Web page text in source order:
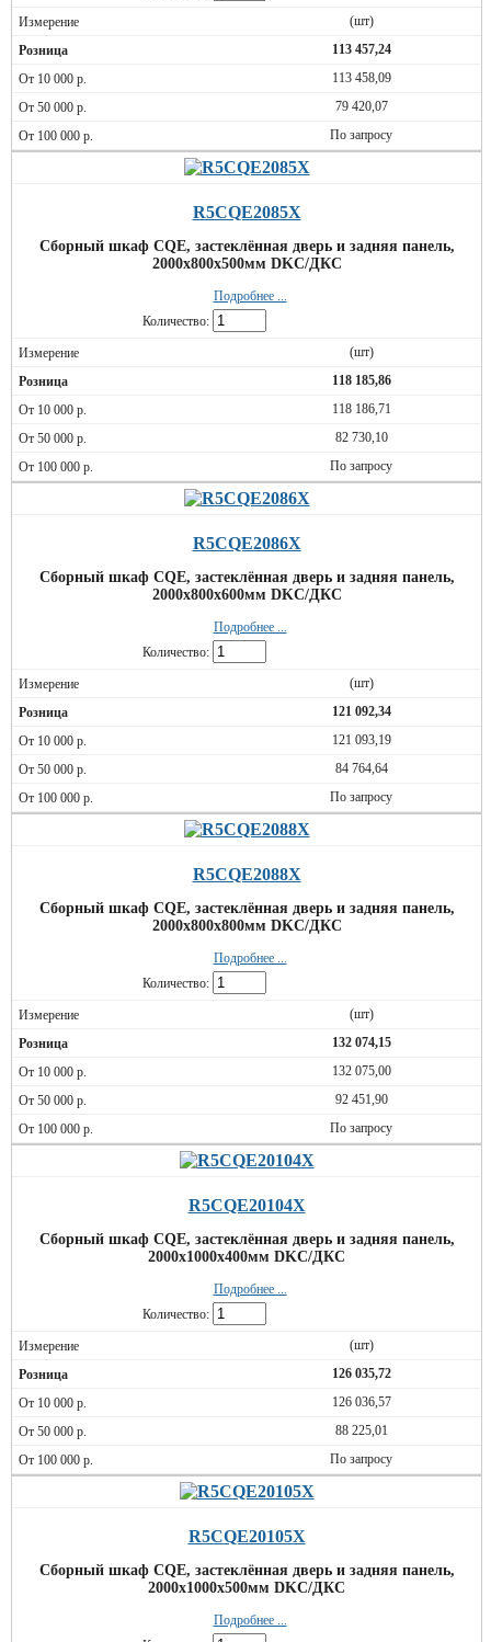
(шт)
113 457,24
113 458,09
79 420,07
По запросу
R5CQE2085X
Сборный шкаф CQE, застеклённая дверь и задняя панель,
2000x800x500мм DKC/ДКС
Подробнее ...
Количество:
(шт)
118 185,86
118 186,71
82 730,10
По запросу
R5CQE2086X
Сборный шкаф CQE, застеклённая дверь и задняя панель,
2000x800x600мм DKC/ДКС
Подробнее ...
Количество:
(шт)
121 092,34
121 093,19
84 764,64
По запросу
R5CQE2088X
Сборный шкаф CQE, застеклённая дверь и задняя панель,
2000x800x800мм DKC/ДКС
Подробнее ...
Количество:
(шт)
132 074,15
132 075,00
92 451,90
По запросу
R5CQE20104X
Сборный шкаф CQE, застеклённая дверь и задняя панель,
2000x1000x400мм DKC/ДКС
Подробнее ...
Количество:
(шт)
126 035,72
126 036,57
88 225,01
По запросу
R5CQE20105X
Сборный шкаф CQE, застеклённая дверь и задняя панель,
2000x1000x500мм DKC/ДКС
Подробнее ...